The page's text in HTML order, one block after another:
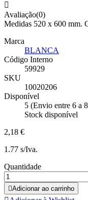

Avaliação(0)
Medidas 520 x 600 mm.
Marca
BLANCA
Código Interno
59929
SKU
10020206
Disponível
5 (Envio entre 6 a
Stock disponível
2,18 €
1.77 s/Iva.
Quantidade
Adicionar ao carrinho